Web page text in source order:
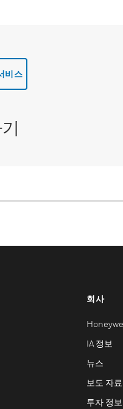
비스
회사
IA 정보
뉴스
보도 자료
투자 정보